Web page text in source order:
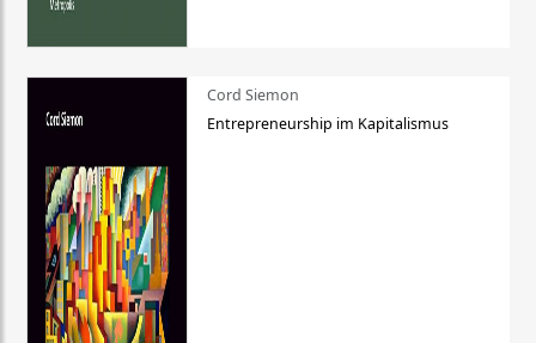
Cord Siemon
Entrepreneurship im Kapitalismus